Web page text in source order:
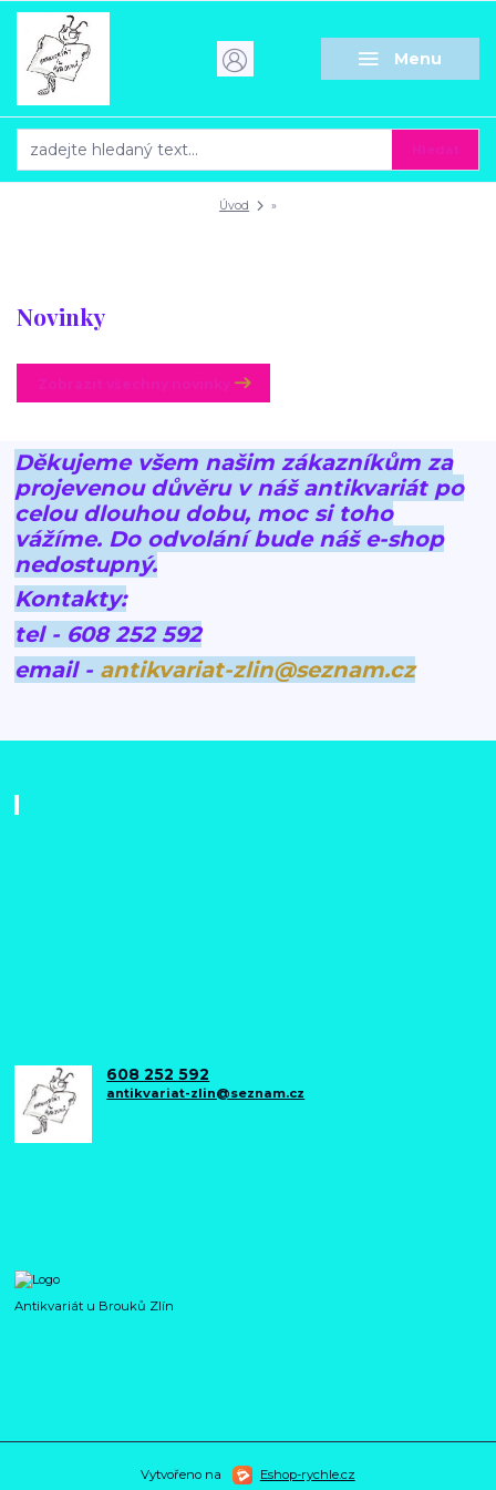
Menu
Úvod »
Novinky
Děkujeme všem našim zákazníkům za
projevenou důvěru v náš antikvariát po
celou dlouhou dobu, moc si toho
vážíme. Do odvolání bude náš e-shop
nedostupný.
Kontakty:
tel - 608 252 592
email - antikvariat-zlin@seznam.cz
608 252 592
antikvariat-zlin@seznam.cz
Antikvariát u Brouků Zlín
Vytvořeno na Eshop-rychle.cz